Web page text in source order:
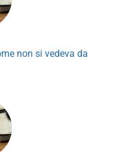
non si vedeva da